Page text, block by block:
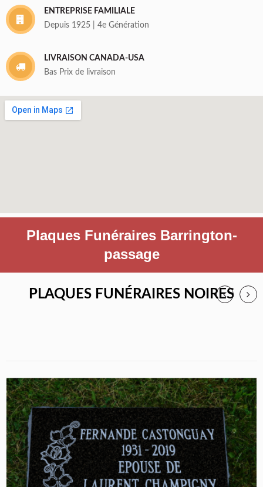
ENTREPRISE FAMILIALE
Depuis 1925 | 4e Génération
LIVRAISON CANADA-USA
Bas Prix de livraison
Plaques Funéraires Barrington-
passage
PLAQUES FUNÉRAIRES NOIRES